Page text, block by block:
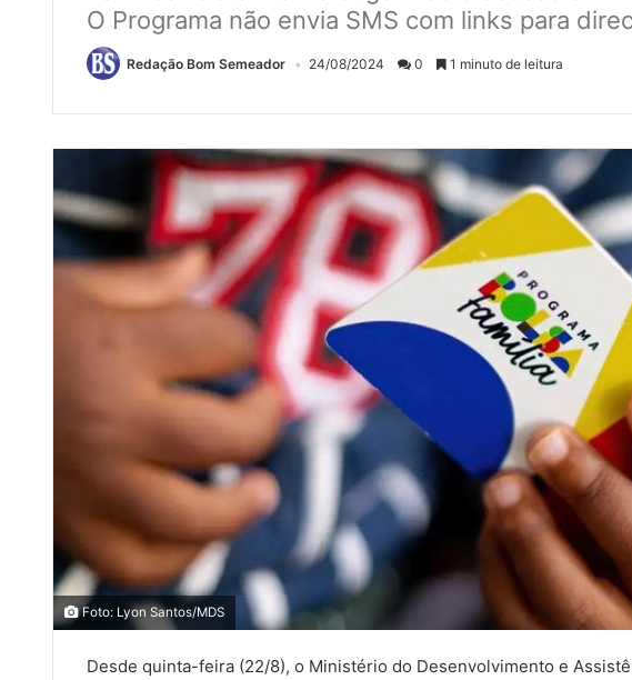
O Programa não envia SMS com links para
Redação Bom Semeador 24/08/2024 0 1 minuto de leitura
Foto: Lyon Santos/MDS
Desde quinta-feira (22/8), o Ministério do Desenvolvimento e